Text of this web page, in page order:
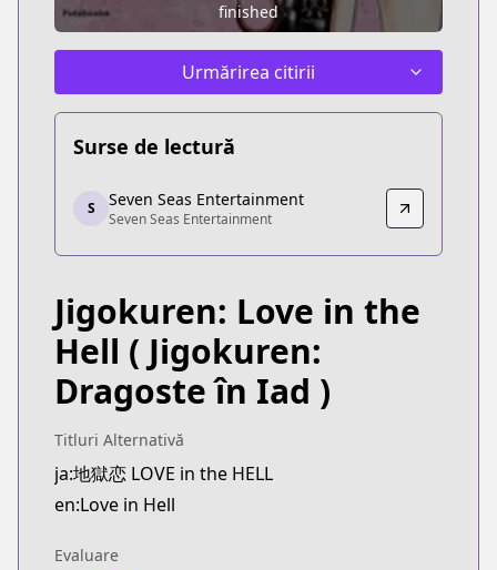
finished
Urmărirea citirii
Surse de lectură
Seven Seas Entertainment
Seven Seas Entertainment
https://sevenseasentertainment.com/series/love-
S Seven Seas Entertainment
Seven Seas Entertainment
Jigokuren: Love in the
Hell ( Jigokuren:
Dragoste în Iad )
Titluri Alternativă
ja:地獄恋 LOVE in the HELL
en:Love in Hell
Evaluare